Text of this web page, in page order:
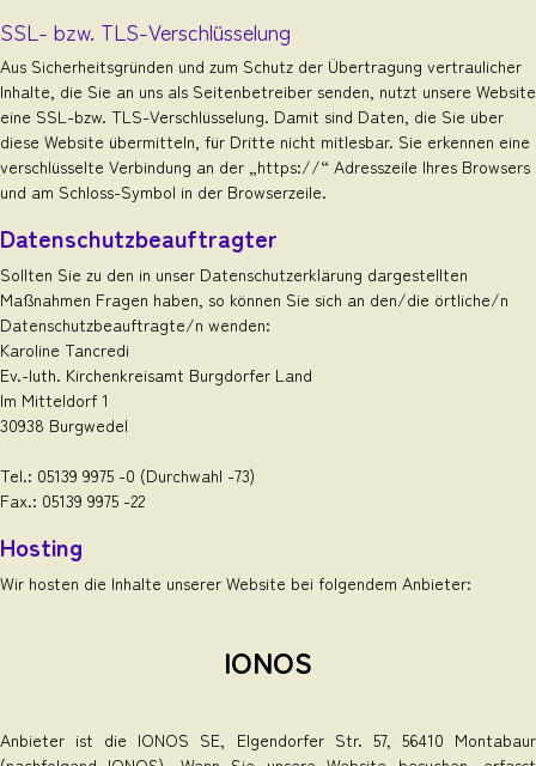
SSL- bzw. TLS-Verschlüsselung
Aus Sicherheitsgründen und zum Schutz der Übertragung vertraulicher
Inhalte, die Sie an uns als Seitenbetreiber senden, nutzt unsere Website
eine SSL-bzw. TLS-Verschlüsselung. Damit sind Daten, die Sie über
diese Website übermitteln, für Dritte nicht mitlesbar. Sie erkennen eine
verschlüsselte Verbindung an der „https://“ Adresszeile Ihres Browsers
und am Schloss-Symbol in der Browserzeile.
Datenschutzbeauftragter
Sollten Sie zu den in unser Datenschutzerklärung dargestellten
Maßnahmen Fragen haben, so können Sie sich an den/die örtliche/n
Datenschutzbeauftragte/n wenden:
Karoline Tancredi
Ev.-luth. Kirchenkreisamt Burgdorfer Land
Im Mitteldorf 1
30938 Burgwedel
Tel.: 05139 9975 -0 (Durchwahl -73)
Fax.: 05139 9975 -22
Hosting
Wir hosten die Inhalte unserer Website bei folgendem Anbieter:
IONOS
Anbieter ist die IONOS SE, Elgendorfer Str. 57, 56410 Montabaur